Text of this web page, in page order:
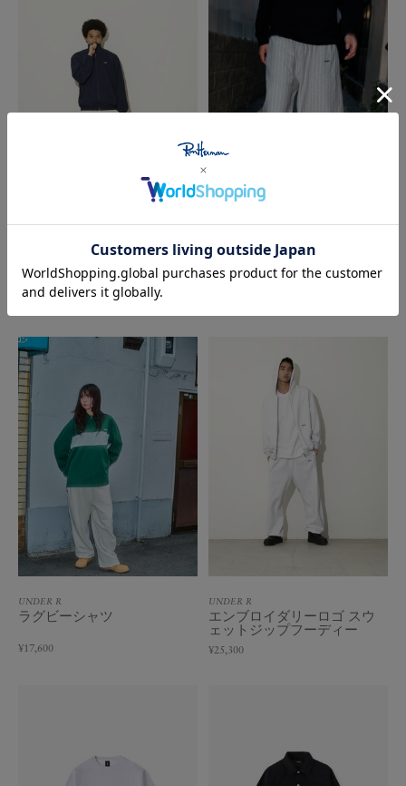
エンブロイダリーロゴ ナイ
ロン トラックジャケット
UNDER R
ピンストライプ スウェット
ショーツ
UNDER R
ラグビーシャツ
¥17,600
UNDER R
エンブロイダリーロゴ スウ
ェットジップフーディー
¥25,300